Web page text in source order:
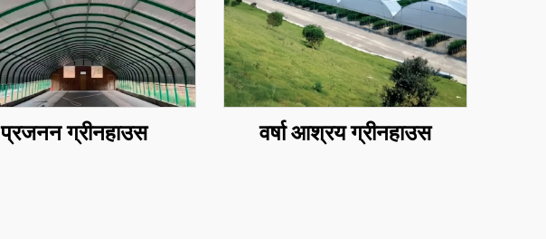
प्रजनन ग्रीनहाउस वर्षा आश्रय ग्रीनहाउस